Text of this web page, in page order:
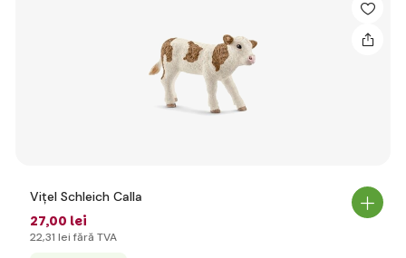
Vițel Schleich Calla
27,00 lei
22,31 lei fără TVA